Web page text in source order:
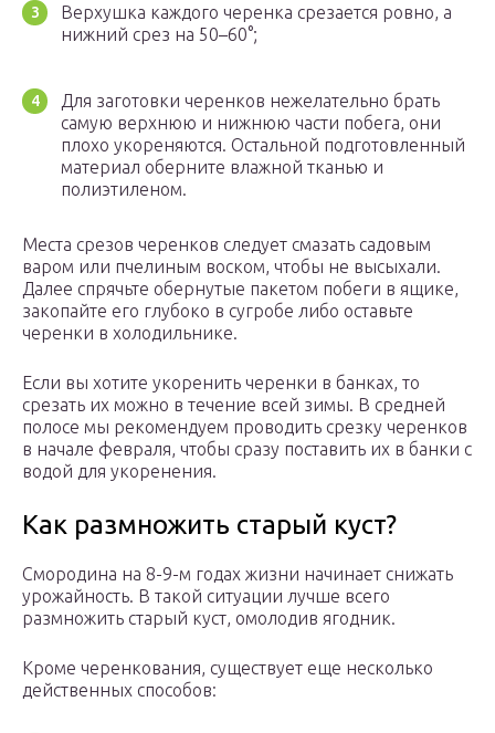
Верхушка каждого черенка срезается ровно, а
нижний срез на 50–60°;
Для заготовки черенков нежелательно брать
самую верхнюю и нижнюю части побега, они
плохо укореняются. Остальной подготовленный
материал оберните влажной тканью и
полиэтиленом.
Места срезов черенков следует смазать садовым
варом или пчелиным воском, чтобы не высыхали.
Далее спрячьте обернутые пакетом побеги в ящике,
закопайте его глубоко в сугробе либо оставьте
черенки в холодильнике.
Если вы хотите укоренить черенки в банках, то
срезать их можно в течение всей зимы. В средней
полосе мы рекомендуем проводить срезку черенков
в начале февраля, чтобы сразу поставить их в банки с
водой для укоренения.
Как размножить старый куст?
Смородина на 8-9-м годах жизни начинает снижать
урожайность. В такой ситуации лучше всего
размножить старый куст, омолодив ягодник.
Кроме черенкования, существует еще несколько
действенных способов: